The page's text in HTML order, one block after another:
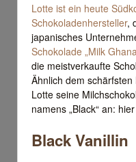
Lotte ist ein heute
Schokoladenhersteller,
japanisches
Schokolade „Milk
die meistverkaufte
Ähnlich dem
Lotte seine
namens „Black“ an:
Black Vanillin